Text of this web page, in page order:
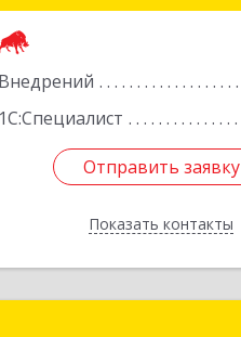
Внедрений
1С:Специалист
Отправить заявку
Показать контакты
Отправить заявку
Назад